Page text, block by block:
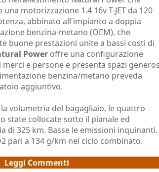
una motorizzazione 1.4 16v T-JET da 120
abbinato all'impianto a doppia
benzina-metano (OEM), che
buone prestazioni unite a bassi costi di
Power offre una configurazione
e persone e presenta spazi
benzina/metano preveda
aggiuntivo.
volumetria del bagagliaio, le quattro
state collocate sotto il pianale ed
di 325 km. Basse le emissioni inquinanti.
pari a 134 g/km nel ciclo combinato.
Leggi Commenti